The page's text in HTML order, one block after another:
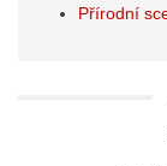
Přírodní